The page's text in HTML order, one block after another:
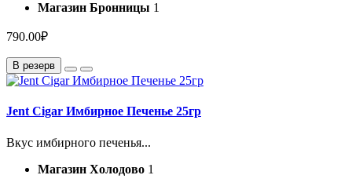
Магазин Бронницы 1
790.00₽
В резерв
Jent Cigar Имбирное Печенье 25гр
Вкус имбирного печенья...
Магазин Холодово 1